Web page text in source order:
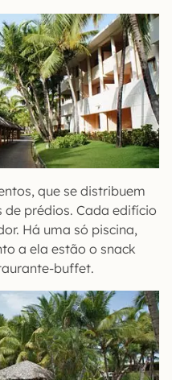
que se distribuem
prédios. Cada edifício
Há uma só piscina,
a ela estão o snack
buffet.